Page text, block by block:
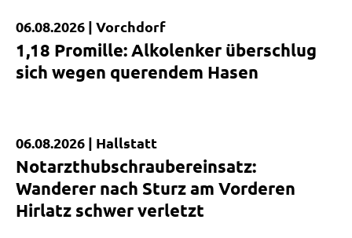
Kurzmeldung
06.08.2026 | Vorchdorf
1,18 Promille: Alkolenker überschlug
sich wegen querendem Hasen
Kurzmeldung
06.08.2026 | Hallstatt
Notarzthubschraubereinsatz:
Wanderer nach Sturz am Vorderen
Hirlatz schwer verletzt